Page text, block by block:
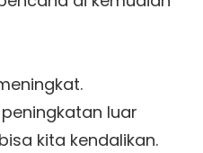
luar
kita kendalikan.